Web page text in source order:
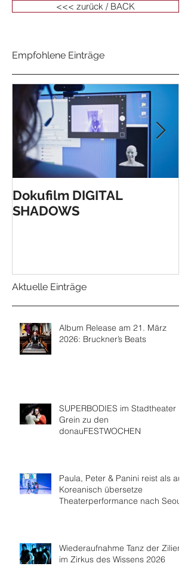
<<< zurück / BACK
Empfohlene Einträge
Dokufilm DIGITAL
SHADOWS
Aktuelle Einträge
Album Release am 21. März
2026: Bruckner’s Beats
SUPERBODIES im Stadtheater
Grein zu den
donauFESTWOCHEN
Paula, Peter & Panini reist als auf
Koreanisch übersetze
Theaterperformance nach Seoul
Wiederaufnahme Tanz der Zilien
im Zirkus des Wissens 2026